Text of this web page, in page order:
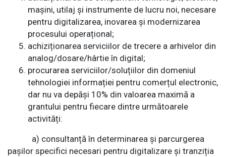
mașini, utilaj și instrumente de lucru noi, necesare
pentru digitalizarea, inovarea și modernizarea
procesului operațional;
achiziționarea serviciilor de trecere a arhivelor din
analog/dosare/hârtie în digital;
procurarea serviciilor/soluțiilor din domeniul
tehnologiei informației pentru comerțul electronic,
dar nu va depăși 10% din valoarea maximă a
grantului pentru fiecare dintre următoarele
activități:
a) consultanță în determinarea și parcurgerea
pașilor specifici necesari pentru digitalizare și tranziția